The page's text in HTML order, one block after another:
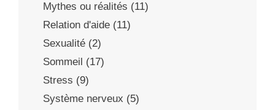
Mythes ou réalités (11)
Relation d'aide (11)
Sexualité (2)
Sommeil (17)
Stress (9)
Système nerveux (5)